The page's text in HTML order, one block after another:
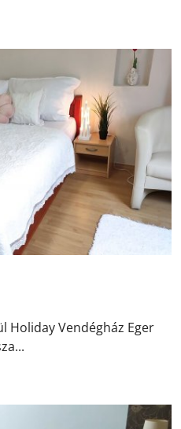
Holiday Vendégház Eger